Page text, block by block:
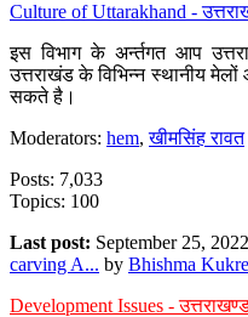
Culture of Uttarakhand -
इस विभाग के अर्न्तगत आप
उत्तराखंड के विभिन्न स्थानीय
सकते है।
Moderators: hem,खीमसिंह रावत
Posts: 7,033
Topics: 100
Last post: September 25,
carving A... by Bhishma
Development Issues -